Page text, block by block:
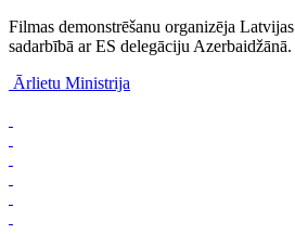
Filmas demonstrēšanu organizēja
sadarbībā ar ES delegāciju Azerbaidžānā.
Ārlietu Ministrija